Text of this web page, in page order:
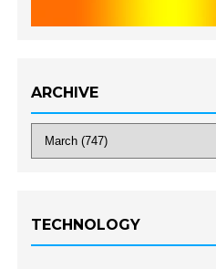
ARCHIVE
TECHNOLOGY